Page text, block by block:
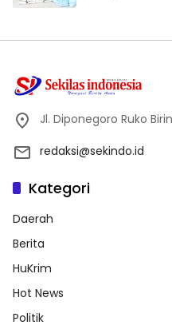
Jl. Diponegoro Ruko
redaksi@sekindo.id
Kategori
Daerah
Berita
HuKrim
Hot News
Politik